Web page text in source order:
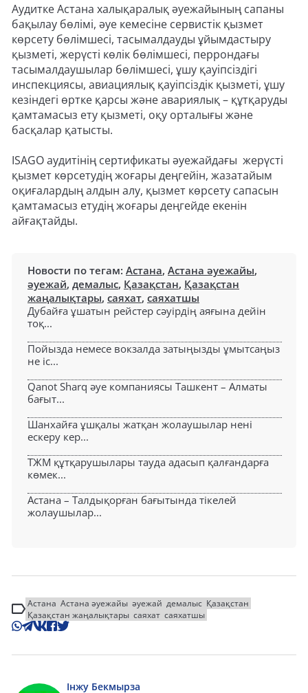
Аудитке Астана халықаралық әуежайының сапаны
бақылау бөлімі, әуе кемесіне сервистік қызмет
көрсету бөлімшесі, тасымалдауды ұйымдастыру
қызметі, жерүсті көлік бөлімшесі, перрондағы
тасымалдаушылар бөлімшесі, ұшу қауіпсіздігі
инспекциясы, авиациялық қауіпсіздік қызметі, ұшу
кезіндегі өртке қарсы және авариялық – құтқаруды
қамтамасыз ету қызметі, оқу орталығы және
басқалар қатысты.
ISAGO аудитінің сертификаты әуежайдағы жерүсті
қызмет көрсетудің жоғары деңгейін, жазатайым
оқиғалардың алдын алу, қызмет көрсету сапасын
қамтамасыз етудің жоғары деңгейде екенін
айғақтайды.
Новости по тегам: Астана, Астана әуежайы,
әуежай, демалыс, Қазақстан, Қазақстан
жаңалықтары, саяхат, саяхатшы
Дубайға ұшатын рейстер сәуірдің аяғына дейін
тоқ...
Пойызда немесе вокзалда затыңызды ұмытсаңыз
не іс...
Qanot Sharq әуе компаниясы Ташкент – Алматы
бағыт...
Шанхайға ұшқалы жатқан жолаушылар нені
ескеру кер...
ТЖМ құтқарушылары тауда адасып қалғандарға
көмек...
Астана – Талдықорған бағытында тікелей
жолаушылар...
Астана Астана әуежайы әуежай демалыс Қазақстан
Қазақстан жаңалықтары саяхат саяхатшы
Інжу Бекмырза